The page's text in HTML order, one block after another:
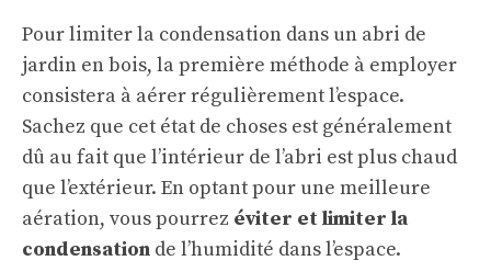
Pour limiter la condensation dans un abri de
jardin en bois, la première méthode à employer
consistera à aérer régulièrement l’espace.
Sachez que cet état de choses est généralement
dû au fait que l’intérieur de l’abri est plus chaud
que l’extérieur. En optant pour une meilleure
aération, vous pourrez éviter et limiter la
condensation de l’humidité dans l’espace.